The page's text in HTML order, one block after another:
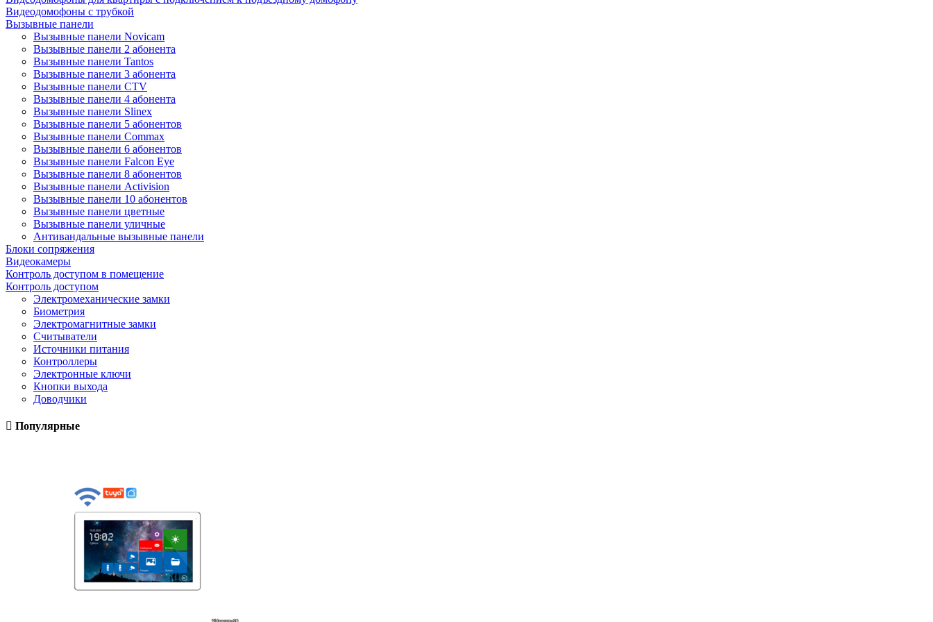
Видеодомофоны с трубкой
Вызывные панели
Вызывные панели Novicam
Вызывные панели 2 абонента
Вызывные панели Tantos
Вызывные панели 3 абонента
Вызывные панели CTV
Вызывные панели 4 абонента
Вызывные панели Slinex
Вызывные панели 5 абонентов
Вызывные панели Commax
Вызывные панели 6 абонентов
Вызывные панели Falcon Eye
Вызывные панели 8 абонентов
Вызывные панели Activision
Вызывные панели 10 абонентов
Вызывные панели цветные
Вызывные панели уличные
Антивандальные вызывные панели
Блоки сопряжения
Видеокамеры
Контроль доступом в помещение
Контроль доступом
Электромеханические замки
Биометрия
Электромагнитные замки
Считыватели
Источники питания
Контроллеры
Электронные ключи
Кнопки выхода
Доводчики
Популярные